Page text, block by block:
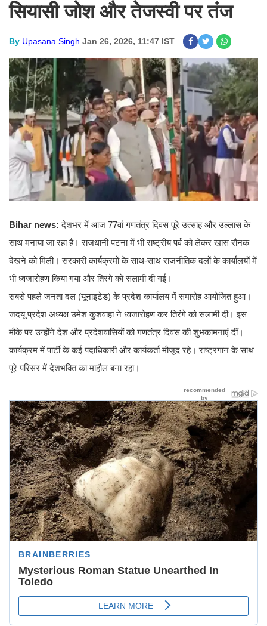
सियासी जोश और तेजस्वी पर तंज
By Upasana Singh Jan 26, 2026, 11:47 IST
Bihar news:देशभर में आज 77वां गणतंत्र दिवस पूरे उत्साह और उल्लास के
साथ मनाया जा रहा है। राजधानी पटना में भी राष्ट्रीय पर्व को लेकर खास रौनक
देखने को मिली। सरकारी कार्यक्रमों के साथ-साथ राजनीतिक दलों के कार्यालयों में
भी ध्वजारोहण किया गया और तिरंगे को सलामी दी गई।
सबसे पहले जनता दल (यूनाइटेड) के प्रदेश कार्यालय में समारोह आयोजित हुआ।
जदयू प्रदेश अध्यक्ष उमेश कुशवाहा ने ध्वजारोहण कर तिरंगे को सलामी दी। इस
मौके पर उन्होंने देश और प्रदेशवासियों को गणतंत्र दिवस की शुभकामनाएं दीं।
कार्यक्रम में पार्टी के कई पदाधिकारी और कार्यकर्ता मौजूद रहे। राष्ट्रगान के साथ
पूरे परिसर में देशभक्ति का माहौल बना रहा।